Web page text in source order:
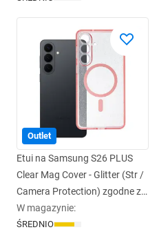
Outlet
Etui na Samsung S26 PLUS
Clear Mag Cover - Glitter (Str /
Camera Protection) zgodne z
MagSafe różówe glitter
W magazynie:
ŚREDNIO